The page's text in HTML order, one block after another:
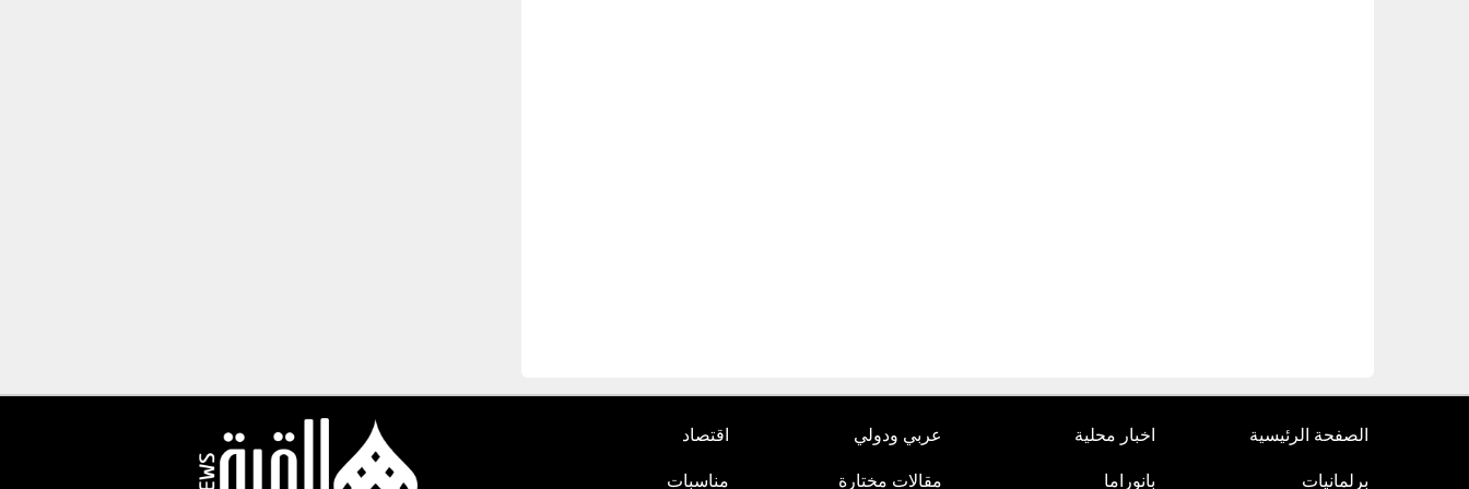
الصفحة الرئيسية اخبار محلية عربي ودولي اقتصاد
برلمانيات بانوراما مقالات مختارة مناسبات